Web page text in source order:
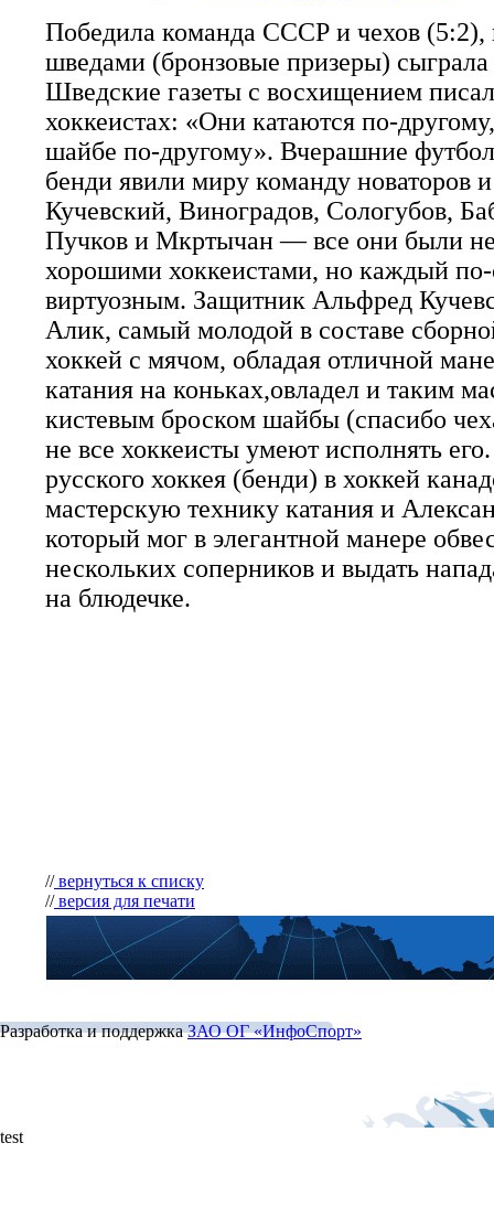
Победила команда СССР и чехов (5:2),
шведами (бронзовые призеры)
Шведские газеты с восхищением
хоккеистах: «Они катаются по-
шайбе по-другому». Вчерашние
бенди явили миру команду новаторов
Кучевский, Виноградов, Сологубов,
Пучков и Мкртычан — все они были
хорошими хоккеистами, но каждый
виртуозным. Защитник Альфред
Алик, самый молодой в составе
хоккей с мячом, обладая отличной
катания на коньках,овладел и таким
кистевым броском шайбы (спасибо
не все хоккеисты умеют исполнять
русского хоккея (бенди) в хоккей
мастерскую технику катания и
который мог в элегантной манере
нескольких соперников и выдать
на блюдечке.
//вернуться к списку
//версия для печати
Разработка и поддержкаЗАО ОГ «ИнфоСпорт»
test